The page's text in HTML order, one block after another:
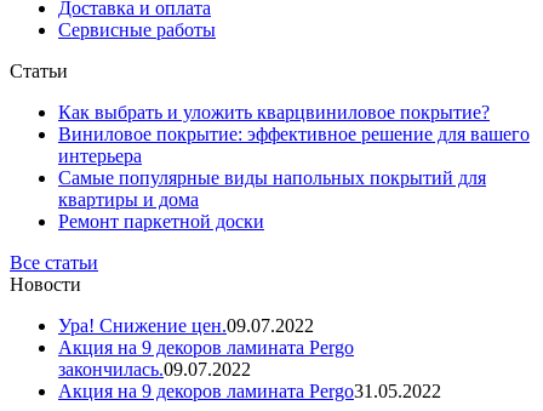
Доставка и оплата
Сервисные работы
Статьи
Как выбрать и уложить кварцвиниловое покрытие?
Виниловое покрытие: эффективное решение для вашего
интерьера
Самые популярные виды напольных покрытий для
квартиры и дома
Ремонт паркетной доски
Все статьи
Новости
Ура! Снижение цен.09.07.2022
Акция на 9 декоров ламината Pergo
закончилась.09.07.2022
Акция на 9 декоров ламината Pergo31.05.2022